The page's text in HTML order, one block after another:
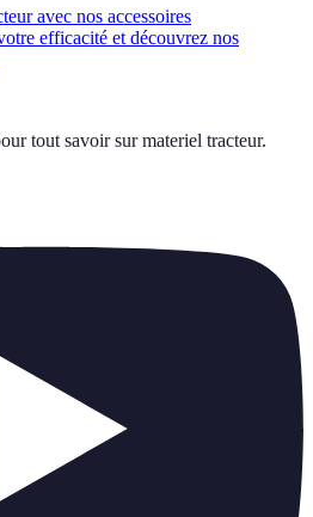
avec nos accessoires
efficacité et découvrez nos
tout savoir sur materiel tracteur.